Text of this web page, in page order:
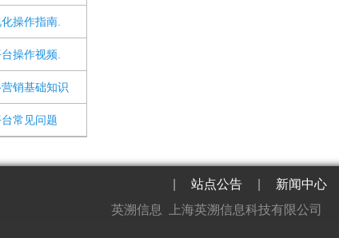
操作指南.
操作视频.
销基础知识
常见问题
站点公告 新闻中心
英溯信息 上海英溯信息科技有限公司